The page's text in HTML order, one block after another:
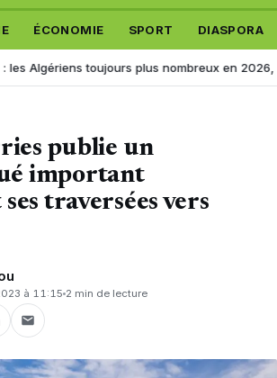
ÉCONOMIE SPORT DIASPORA
toujours plus nombreux en 2026, voici les
publie un
important
traversées vers
à 11:15 2 min de lecture